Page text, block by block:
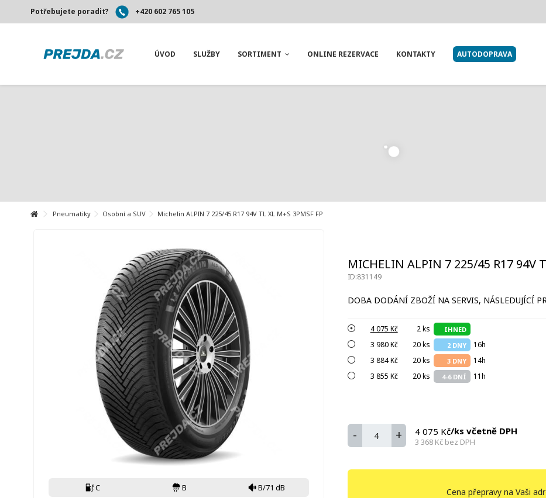
Potřebujete poradit? +420 602 765 105
ÚVOD SLUŽBY SORTIMENT ONLINE REZERVACE KONTAKTY AUTODOPRAVA
Pneumatiky Osobní a SUV Michelin ALPIN 7 225/45 R17 94V TL XL M+S 3PMSF FP
C B B/71 dB
MICHELIN ALPIN 7 225/45 R17 94V
ID:831149
DOBA DODÁNÍ ZBOŽÍ NA SERVIS, NÁSLEDUJÍCÍ
4 075 Kč 2 ks IHNED
3 980 Kč 20 ks 2 DNY
16h
3 884 Kč
20 ks 3 DNY
14h
3 855 Kč
20 ks 4-6 DNÍ 11h
- + 4 075 Kč/ks včetně DPH
3 368 Kčbez DPH
Cena přepravy na Vaši